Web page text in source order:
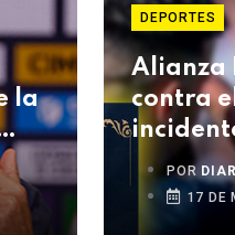
la
DEPORTES
Alianza
contra
POR
17 DE